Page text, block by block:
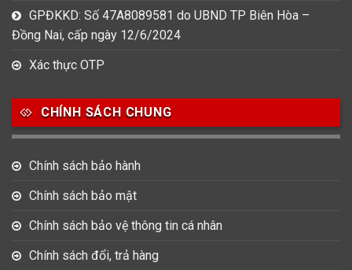
Dây Kim Loại Dây Mess
Size Mặt
22-28mm 29-33mm
107 170 129
42mm 43mm
10 1
53-56mm
GPĐKKD: Số 47A8089581 do UBND TP Biên Hòa –
Đồng Nai, cấp ngày 12/6/2024
Xác thực OTP
CHÍNH SÁCH CHUNG
Chính sách bảo hành
Chính sách bảo mật
Chính sách bảo vệ thông tin cá nhân
Chính sách đổi, trả hàng